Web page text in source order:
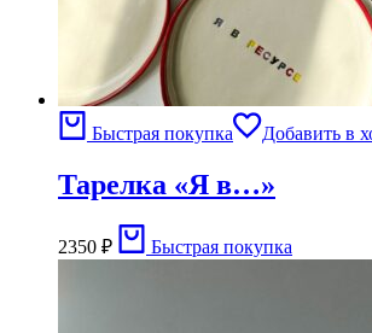
Быстрая покупка Добавить в
Тарелка «Я в…»
2350 ₽ Быстрая покупка